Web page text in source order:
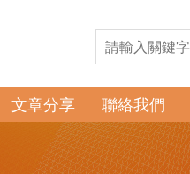
文章分享 聯絡我們